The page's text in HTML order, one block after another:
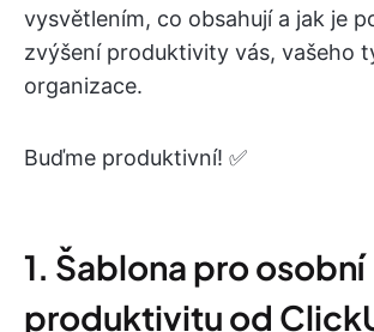
vysvětlením, co obsahují a jak je
zvýšení produktivity vás, vašeho
organizace.
Buďme produktivní! ✅
1. Šablona pro osobní
produktivitu od